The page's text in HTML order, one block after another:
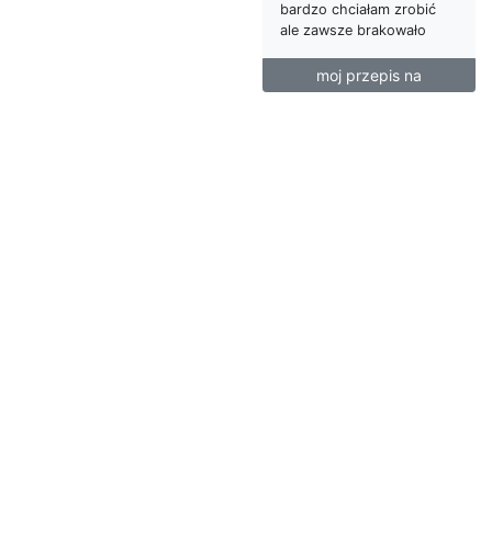
bardzo chciałam zrobić
ale zawsze brakowało
moj przepis na